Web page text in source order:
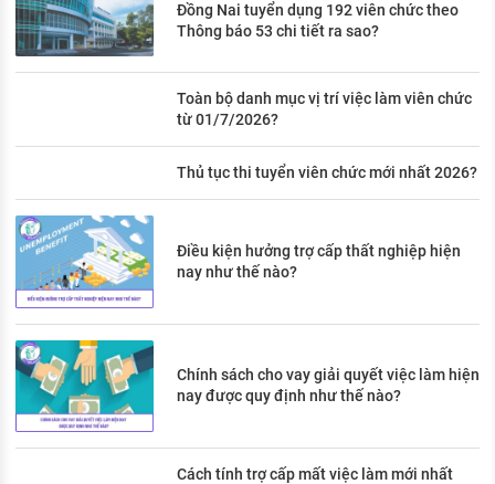
Đồng Nai tuyển dụng 192 viên chức theo
Thông báo 53 chi tiết ra sao?
Toàn bộ danh mục vị trí việc làm viên chức
từ 01/7/2026?
Thủ tục thi tuyển viên chức mới nhất 2026?
Điều kiện hưởng trợ cấp thất nghiệp hiện
nay như thế nào?
Chính sách cho vay giải quyết việc làm hiện
nay được quy định như thế nào?
Cách tính trợ cấp mất việc làm mới nhất